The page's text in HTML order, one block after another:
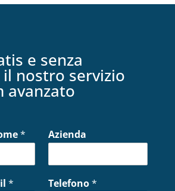
e senza
nostro servizio
avanzato
* Azienda
* Telefono*